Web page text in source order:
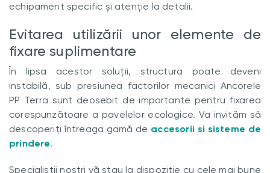
echipament specific și atenție la detalii.
Evitarea utilizării unor elemente de
fixare suplimentare
În lipsa acestor soluții, structura poate deveni
instabilă, sub presiunea factorilor mecanici Ancorele
PP Terra sunt deosebit de importante pentru fixarea
corespunzătoare a pavelelor ecologice. Va invităm să
descoperiți întreaga gamă de accesorii si sisteme de
prindere.
Specialiștii noștri vă stau la dispoziție cu cele mai bune